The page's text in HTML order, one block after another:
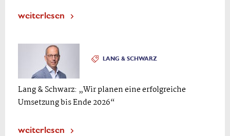
weiterlesen
LANG & SCHWARZ
Lang & Schwarz: „Wir planen eine erfolgreiche
Umsetzung bis Ende 2026“
weiterlesen